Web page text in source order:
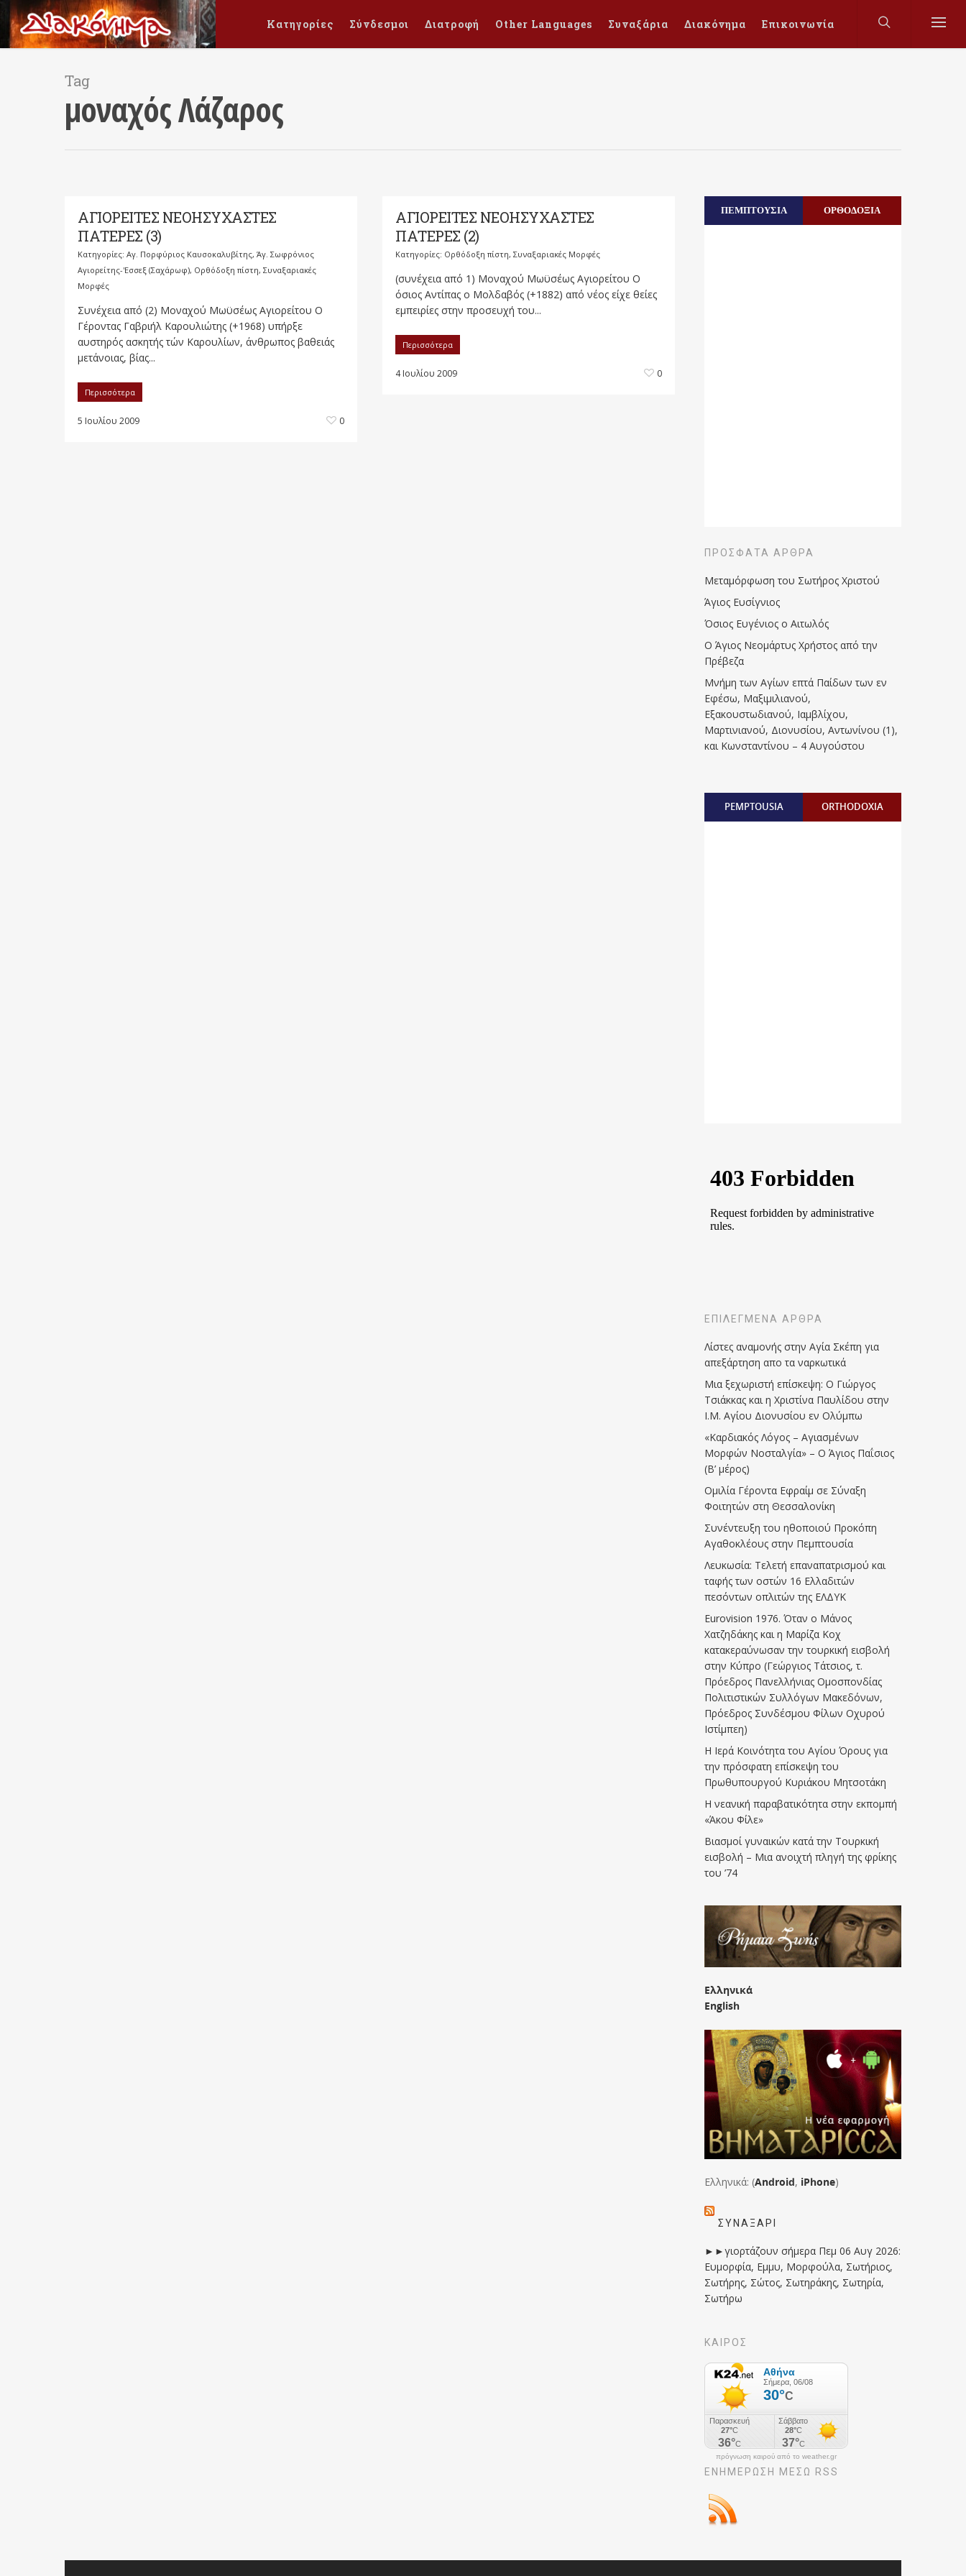
Κατηγορίες Σύνδεσμοι Διατροφή Other Languages Συναξάρια Διακόνημα Επικοινωνία
Tag
μοναχός Λάζαρος
ΑΓΙΟΡΕΙΤΕΣ ΝΕΟΗΣΥΧΑΣΤΕΣ
ΠΑΤΕΡΕΣ (3)
Κατηγορίες: Αγ. Πορφύριος Καυσοκαλυβίτης, Άγ. Σωφρόνιος
Αγιορείτης-'Εσσεξ (Σαχάρωφ), Ορθόδοξη πίστη, Συναξαριακές
Μορφές
Συνέχεια από (2) Μοναχού Μωϋσέως Αγιορείτου Ο
Γέροντας Γαβριήλ Καρουλιώτης (+1968) υπήρξε
αυστηρός ασκητής τών Καρουλίων, άνθρωπος βαθειάς
μετάνοιας, βίας...
Περισσότερα
5 Ιουλίου 2009 0
ΑΓΙΟΡΕΙΤΕΣ ΝΕΟΗΣΥΧΑΣΤΕΣ
ΠΑΤΕΡΕΣ (2)
Κατηγορίες: Ορθόδοξη πίστη, Συναξαριακές Μορφές
(συνέχεια από 1) Μοναχού Μωϋσέως Αγιορείτου Ο
όσιος Αντίπας ο Μολδαβός (+1882) από νέος είχε θείες
εμπειρίες στην προσευχή του...
Περισσότερα
4 Ιουλίου 2009 0
ΠΕΜΠΤΟΥΣΙΑ ΟΡΘΟΔΟΞΙΑ
ΠΡΌΣΦΑΤΑ ΆΡΘΡΑ
Μεταμόρφωση του Σωτήρος Χριστού
Άγιος Ευσίγνιος
Όσιος Ευγένιος ο Αιτωλός
Ο Άγιος Νεομάρτυς Χρήστος από την
Πρέβεζα
Μνήμη των Aγίων επτά Παίδων των εν
Eφέσω, Mαξιμιλιανού,
Eξακουστωδιανού, Iαμβλίχου,
Mαρτινιανού, Διονυσίου, Aντωνίνου (1),
και Kωνσταντίνου – 4 Αυγούστου
PEMPTOUSIA ORTHODOXIA
ΕΠΙΛΕΓΜΈΝΑ ΆΡΘΡΑ
Λίστες αναμονής στην Αγία Σκέπη για
απεξάρτηση απο τα ναρκωτικά
Μια ξεχωριστή επίσκεψη: Ο Γιώργος
Τσιάκκας και η Χριστίνα Παυλίδου στην
Ι.Μ. Αγίου Διονυσίου εν Ολύμπω
«Καρδιακός Λόγος – Αγιασμένων
Μορφών Νοσταλγία» – Ο Άγιος Παΐσιος
(Β’ μέρος)
Ομιλία Γέροντα Εφραίμ σε Σύναξη
Φοιτητών στη Θεσσαλονίκη
Συνέντευξη του ηθοποιού Προκόπη
Αγαθοκλέους στην Πεμπτουσία
Λευκωσία: Τελετή επαναπατρισμού και
ταφής των οστών 16 Ελλαδιτών
πεσόντων οπλιτών της ΕΛΔΥΚ
Eurovision 1976. Όταν ο Μάνος
Χατζηδάκης και η Μαρίζα Κοχ
κατακεραύνωσαν την τουρκική εισβολή
στην Κύπρο (Γεώργιος Τάτσιος, τ.
Πρόεδρος Πανελλήνιας Ομοσπονδίας
Πολιτιστικών Συλλόγων Μακεδόνων,
Πρόεδρος Συνδέσμου Φίλων Οχυρού
Ιστίμπεη)
Η Ιερά Κοινότητα του Αγίου Όρους για
την πρόσφατη επίσκεψη του
Πρωθυπουργού Κυριάκου Μητσοτάκη
Η νεανική παραβατικότητα στην εκπομπή
«Άκου Φίλε»
Βιασμοί γυναικών κατά την Τουρκική
εισβολή – Μια ανοιχτή πληγή της φρίκης
του ’74
Ελληνικά
English
Ελληνικά: (Android, iPhone)
ΣΥΝΑΞΆΡΙ
►►γιορτάζουν σήμερα Πεμ 06 Αυγ 2026:
Ευμορφία, Εμμυ, Μορφούλα, Σωτήριος,
Σωτήρης, Σώτος, Σωτηράκης, Σωτηρία,
Σωτήρω
ΚΑΙΡΟΣ
πρόγνωση καιρού από το weather.gr
ΕΝΗΜΈΡΩΣΉ ΜΕΣΩ RSS